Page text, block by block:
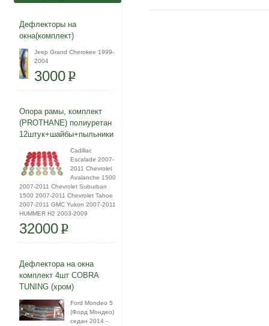
Дефлекторы на
окна(комплект)
Jeep Grand Cherokee 1999-
2004
3000P
Опора рамы, комплект
(PROTHANE) полиуретан
12штук+шайбы+пыльники
Cadillac
Escalade 2007-
2011 Chevrolet
Avalanche 1500
2007-2011 Chevrolet Suburban
1500 2007-2011 Chevrolet Tahoe
2007-2011 GMC Yukon 2007-2011
HUMMER H2 2003-2009
32000P
Дефлектора на окна
комплект 4шт COBRA
TUNING (хром)
Ford Mondeo 5
(Форд Мондео)
седан 2014 -